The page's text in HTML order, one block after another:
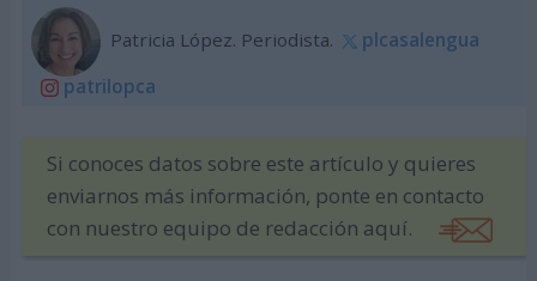
Patricia López. Periodista.
plcasalengua
patrilopca
Si conoces datos sobre este artículo y quieres
enviarnos más información, ponte en contacto
con nuestro equipo de redacción aquí.